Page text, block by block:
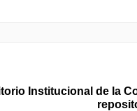
Institucional de la